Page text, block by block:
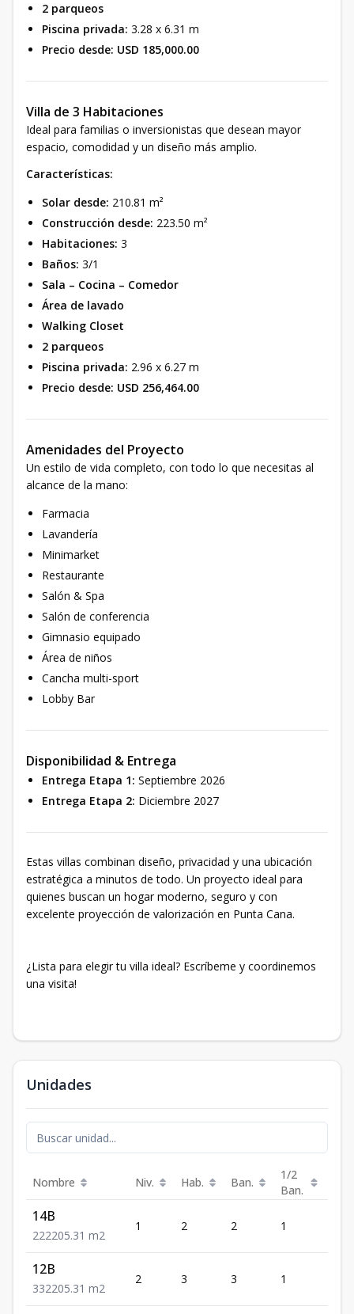
2 parqueos
Piscina privada: 3.28 x 6.31 m
Precio desde: USD 185,000.00
Villa de 3 Habitaciones
Ideal para familias o inversionistas que desean mayor
espacio, comodidad y un diseño más amplio.
Características:
Solar desde: 210.81 m²
Construcción desde: 223.50 m²
Habitaciones: 3
Baños: 3/1
Sala – Cocina – Comedor
Área de lavado
Walking Closet
2 parqueos
Piscina privada: 2.96 x 6.27 m
Precio desde: USD 256,464.00
Amenidades del Proyecto
Un estilo de vida completo, con todo lo que necesitas al
alcance de la mano:
Farmacia
Lavandería
Minimarket
Restaurante
Salón & Spa
Salón de conferencia
Gimnasio equipado
Área de niños
Cancha multi-sport
Lobby Bar
Disponibilidad & Entrega
Entrega Etapa 1: Septiembre 2026
Entrega Etapa 2: Diciembre 2027
Estas villas combinan diseño, privacidad y una ubicación
estratégica a minutos de todo. Un proyecto ideal para
quienes buscan un hogar moderno, seguro y con
excelente proyección de valorización en Punta Cana.
¿Lista para elegir tu villa ideal? Escríbeme y coordinemos
una visita!
Unidades
Nombre Niv. Hab. Ban.
1/2
Ban.
14B
222205.31 m2
1 2 2 1
12B
332205.31 m2
2 3 3 1